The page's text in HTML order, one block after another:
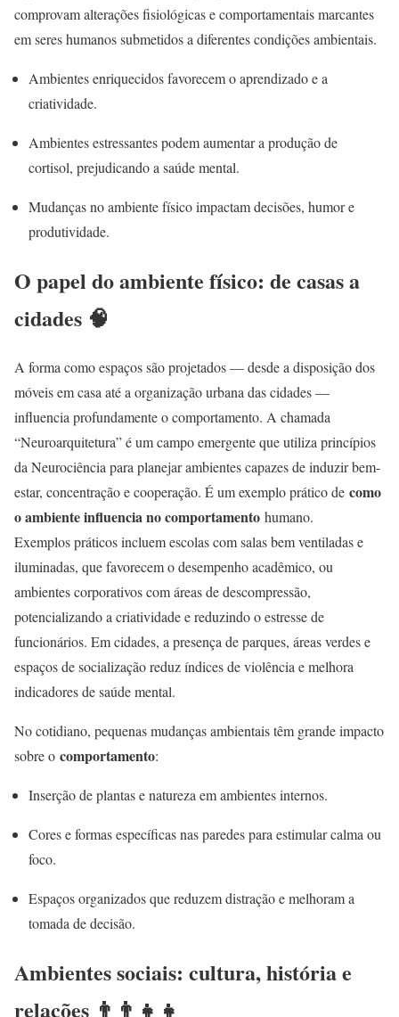
comprovam alterações fisiológicas e comportamentais marcantes
em seres humanos submetidos a diferentes condições ambientais.
Ambientes enriquecidos favorecem o aprendizado e a
criatividade.
Ambientes estressantes podem aumentar a produção de
cortisol, prejudicando a saúde mental.
Mudanças no ambiente físico impactam decisões, humor e
produtividade.
O papel do ambiente físico: de casas a
cidades 🧠
A forma como espaços são projetados — desde a disposição dos
móveis em casa até a organização urbana das cidades —
influencia profundamente o comportamento. A chamada
“Neuroarquitetura” é um campo emergente que utiliza princípios
da Neurociência para planejar ambientes capazes de induzir bem-
estar, concentração e cooperação. É um exemplo prático de como
o ambiente influencia no comportamento humano.
Exemplos práticos incluem escolas com salas bem ventiladas e
iluminadas, que favorecem o desempenho acadêmico, ou
ambientes corporativos com áreas de descompressão,
potencializando a criatividade e reduzindo o estresse de
funcionários. Em cidades, a presença de parques, áreas verdes e
espaços de socialização reduz índices de violência e melhora
indicadores de saúde mental.
No cotidiano, pequenas mudanças ambientais têm grande impacto
sobre o comportamento:
Inserção de plantas e natureza em ambientes internos.
Cores e formas específicas nas paredes para estimular calma ou
foco.
Espaços organizados que reduzem distração e melhoram a
tomada de decisão.
Ambientes sociais: cultura, história e
relações 👨‍👨‍👧‍👧